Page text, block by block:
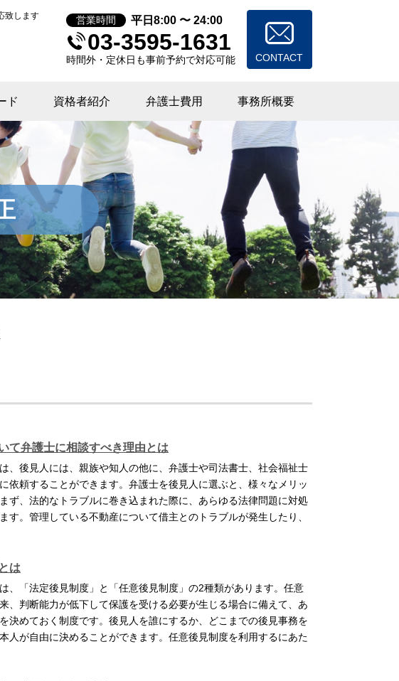
致します 営業時間 平日8:00 〜 24:00
03-3595-1631
時間外・定休日も事前予約で対応可能 CONTACT
ド 資格者紹介 弁護士費用 事務所概要
て弁護士に相談すべき理由とは
、後見人には、親族や知人の他に、弁護士や司法書士、社会福祉士
依頼することができます。弁護士を後見人に選ぶと、様々なメリッ
ず、法的なトラブルに巻き込まれた際に、あらゆる法律問題に対処
す。管理している不動産について借主とのトラブルが発生したり、
は
、「法定後見制度」と「任意後見制度」の2種類があります。任意
、判断能力が低下して保護を受ける必要が生じる場合に備えて、あ
決めておく制度です。後見人を誰にするか、どこまでの後見事務を
人が自由に決めることができます。任意後見制度を利用するにあた